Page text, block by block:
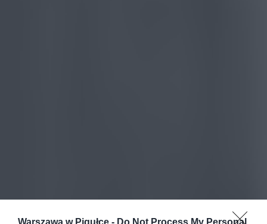
Warszawa w Pigułce - Do Not Process My Personal